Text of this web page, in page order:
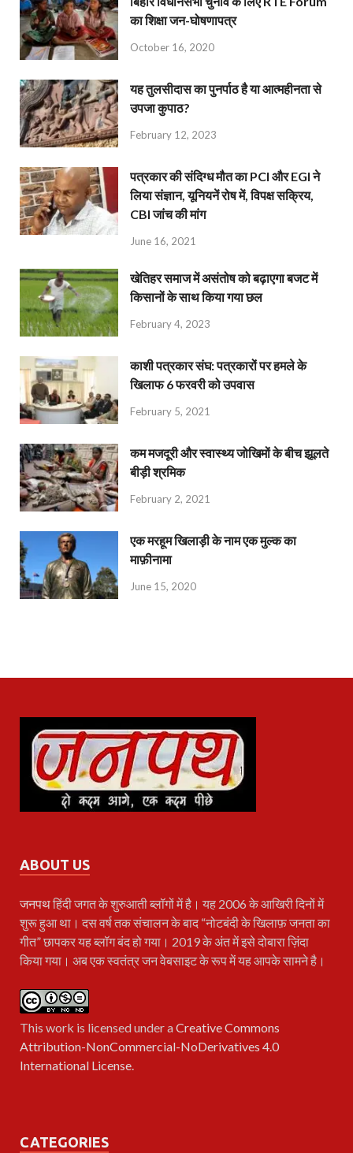
का शिक्षा जन-घोषणापत्र
October 16, 2020
यह तुलसीदास का पुनर्पाठ है या आत्महीनता से
उपजा कुपाठ?
February 12, 2023
पत्रकार की संदिग्ध मौत का PCI और EGI ने
लिया संज्ञान, यूनियनें रोष में, विपक्ष सक्रिय,
CBI जांच की मांग
June 16, 2021
खेतिहर समाज में असंतोष को बढ़ाएगा बजट में
किसानों के साथ किया गया छल
February 4, 2023
काशी पत्रकार संघ: पत्रकारों पर हमले के
खिलाफ 6 फरवरी को उपवास
February 5, 2021
कम मजदूरी और स्वास्थ्य जोखिमों के बीच झूलते
बीड़ी श्रमिक
February 2, 2021
एक मरहूम खिलाड़ी के नाम एक मुल्क का
माफ़ीनामा
June 15, 2020
ABOUT US
जनपथहिंदी जगत के शुरुआती ब्लॉगों में है। यह 2006 के आखिरी दिनों में
शुरू हुआ था। दस वर्ष तक संचालन के बाद “नोटबंदी के खिलाफ़ जनता का
गीत” छापकर यह ब्लॉग बंद हो गया। 2019 के अंत में इसे दोबारा ज़िंदा
किया गया। अब एक स्वतंत्र जन वेबसाइट के रूप में यह आपके सामने है।
This work is licensed under aCreative Commons
Attribution-NonCommercial-NoDerivatives 4.0
International License.
CATEGORIES